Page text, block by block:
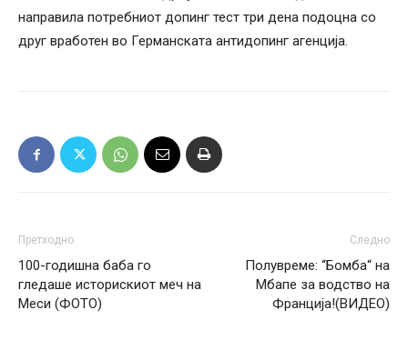
направила потребниот допинг тест три дена подоцна со
друг вработен во Германската антидопинг агенција.
Претходно
100-годишна баба го
гледаше историскиот меч на
Меси (ФОТО)
Следно
Полувреме: “Бомба“ на
Мбапе за водство на
Франција!(ВИДЕО)